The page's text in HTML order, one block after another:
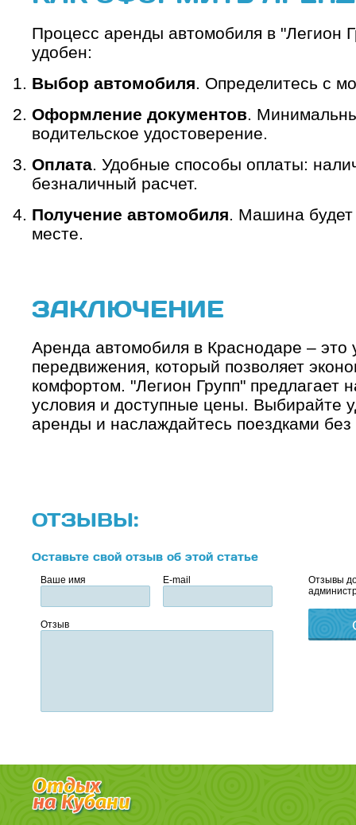
Процесс аренды автомобиля в "Легион
удобен:
Выбор автомобиля. Определитесь с
Оформление документов.
водительское удостоверение.
Оплата. Удобные способы оплаты:
безналичный расчет.
Получение автомобиля. Машина будет
месте.
ЗАКЛЮЧЕНИЕ
Аренда автомобиля в Краснодаре – это
передвижения, который позволяет
комфортом. "Легион Групп" предлагает
условия и доступные цены. Выбирайте
аренды и наслаждайтесь поездками
ОТЗЫВЫ:
Оставьте свой отзыв об этой статье
Ваше имя E-mail
Отзыв
Отзывы